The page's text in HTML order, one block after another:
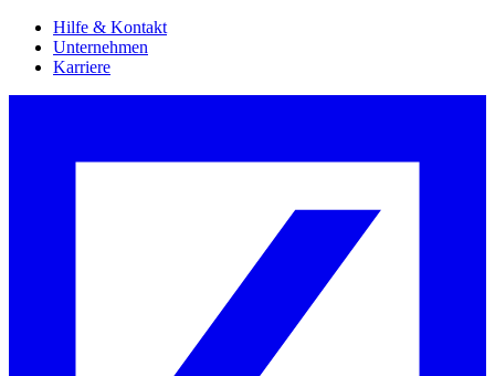
Hilfe & Kontakt
Unternehmen
Karriere